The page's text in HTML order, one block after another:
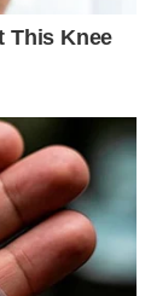
This Knee